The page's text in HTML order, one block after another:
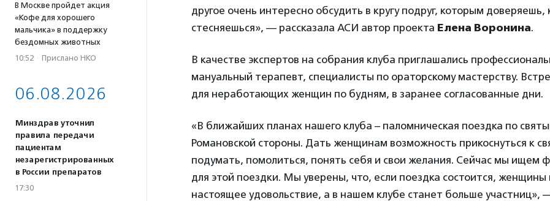
В Москве пройдет акция
«Кофе для хорошего
мальчика» в поддержку
бездомных животных
10:52 · Прислано НКО
06.08.2026
Минздрав уточнил
правила передачи
пациентам
незарегистрированных
в России препаратов
17:30
другое очень интересно обсудить в кругу подруг, которым доверяешь,
стесняешься», — рассказала АСИ автор проекта Елена Воронина.
В качестве экспертов на собрания клуба приглашались
мануальный терапевт, специалисты по ораторскому мастерству.
для неработающих женщин по будням, в заранее согласованные дни.
«В ближайших планах нашего клуба – паломническая поездка по
Романовской стороны. Дать женщинам возможность прикоснуться к
подумать, помолиться, понять себя и свои желания. Сейчас мы ищем
для этой поездки. Мы уверены, что, если поездка состоится, женщины
настоящее удовольствие, а в нашем клубе станет больше участниц»,